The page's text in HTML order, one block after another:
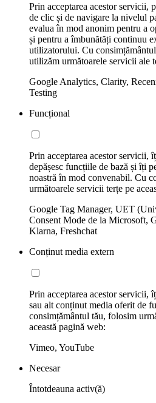
Prin acceptarea acestor servicii,
de clic și de navigare la nivelul
evalua în mod anonim pentru a
și pentru a îmbunătăți continuu
utilizatorului. Cu
utilizăm următoarele servicii ale
Google Analytics, Clarity,
Testing
Funcțional
Prin acceptarea acestor servicii,
depășesc funcțiile de bază și îți
noastră în mod convenabil. Cu
următoarele servicii terțe pe
Google Tag Manager, UET
Consent Mode de la Microsoft,
Klarna, Freshchat
Conținut media extern
Prin acceptarea acestor servicii,
sau alt conținut media oferit de
consimțământul tău, folosim
această pagină web:
Vimeo, YouTube
Necesar
Întotdeauna activ(ă)